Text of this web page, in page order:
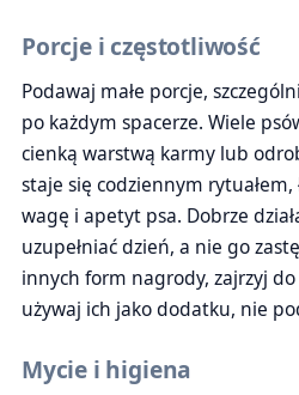
Porcje i częstotliwość
Podawaj małe porcje,
po każdym spacerze. Wiele
cienką warstwą karmy lub
staje się codziennym
wagę i apetyt psa. Dobrze
uzupełniać dzień, a nie go
innych form nagrody, zajrzyj do
używaj ich jako dodatku, nie
Mycie i higiena